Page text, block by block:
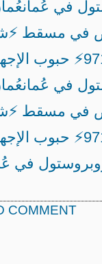
في عُمان
الإجهاض في مسقط
عُمان ⚡ +971521553488⚡
في عُمان
الإجهاض في مسقط
عُمان ⚡ +971521553488⚡
في
COMMENT